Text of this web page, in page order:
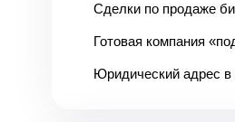
Сделки по продаже
Готовая компания
Юридический адрес